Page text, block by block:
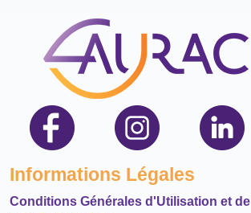
Informations Légales
Conditions Générales d'Utilisation et